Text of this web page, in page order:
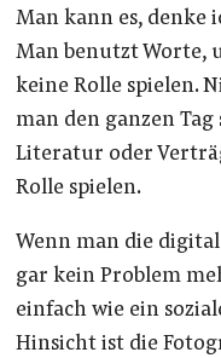
Man kann es, denke
Man benutzt Worte,
keine Rolle spielen.
man den ganzen Tag
Literatur oder
Rolle spielen.
Wenn man die
gar kein Problem
einfach wie ein
Hinsicht ist die